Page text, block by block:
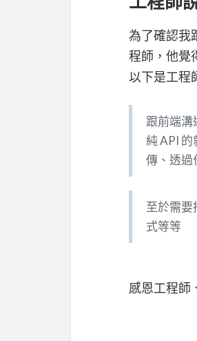
為了確認我
程師，他覺
以下是工程
跟前端溝
純 API
傳、透過
至於需要
式等等
感恩工程師